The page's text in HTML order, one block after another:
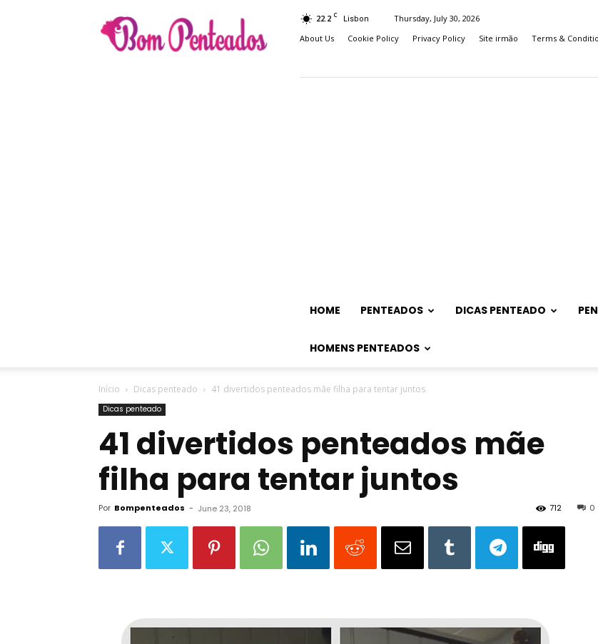
Penteados
22.2 C Lisbon
Thursday, July 30, 2026
About Us
Cookie Policy Privacy Policy Site irmão Terms &
HOME PENTEADOS DICAS PENTEADO
HOMENS PENTEADOS
Início Dicas penteado 41 divertidos penteados mãe filha para tentar juntos
Dicas penteado
41 divertidos penteados mãe
filha para tentar juntos
Por Bompenteados - June 23, 2018 0
712